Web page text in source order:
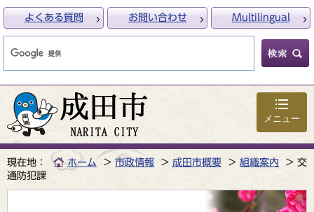
メニュー
よくある質問 お問い合わせ Multilingual
現在地： ホーム 市政情報 成田市概要 組織案内
交
通防犯課